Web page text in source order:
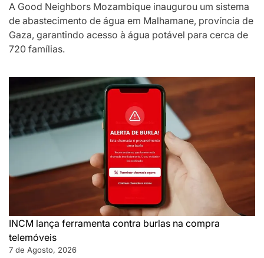
A Good Neighbors Mozambique inaugurou um sistema
de abastecimento de água em Malhamane, província de
Gaza, garantindo acesso à água potável para cerca de
720 famílias.
INCM lança ferramenta contra burlas na compra
telemóveis
7 de Agosto, 2026